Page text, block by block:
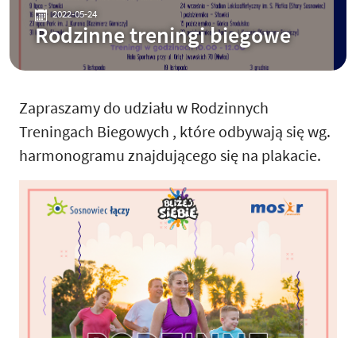
2022-05-24
Rodzinne treningi biegowe
Zapraszamy do udziału w Rodzinnych
Treningach Biegowych , które odbywają się wg.
harmonogramu znajdującego się na plakacie.